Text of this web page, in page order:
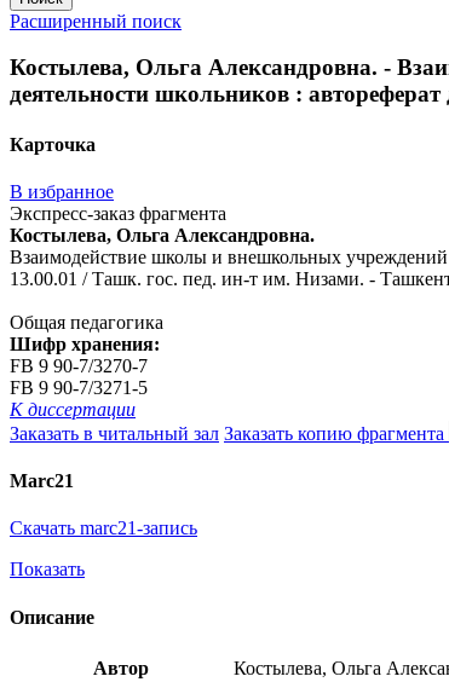
Расширенный поиск
Костылева, Ольга Александровна. -
деятельности школьников :
Карточка
В избранное
Экспресс-заказ фрагмента
Костылева, Ольга Александровна.
Взаимодействие школы и внешкольных учреждений
13.00.01 / Ташк. гос. пед. ин-т им. Низами. -
Общая педагогика
Шифр хранения:
FB 9 90-7/3270-7
FB 9 90-7/3271-5
К диссертации
Заказать в читальный зал Заказать копию фрагмента
Marc21
Скачать marc21-запись
Показать
Описание
Автор
Костылева, Ольга